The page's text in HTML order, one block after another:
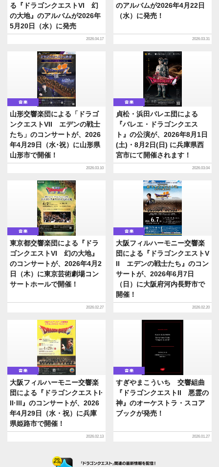
る『ドラゴンクエストVI 幻
の大地』のアルバムが2026年
5月20日（水）に発売
2026.04.17
のアルバムが2026年4月22日
（水）に発売！
2026.03.31
音楽
山形交響楽団による「ドラゴ
ンクエストVII エデンの戦士
たち」のコンサートが、2026
年4月29日（水･祝）に山形県
山形市で開催！
2026.03.10
音楽
貞松・浜田バレエ団による
『バレエ・ドラゴンクエス
ト』の公演が、2026年8月1日
(土)・8月2日(日) に兵庫県西
宮市にて開催されます！
2026.03.04
音楽
東京都交響楽団による『ドラ
ゴンクエストVI 幻の大地』
のコンサートが、2026年4月2
日（木）に東京芸術劇場コン
サートホールで開催！
2026.02.27
音楽
大阪フィルハーモニー交響楽
団による『ドラゴンクエストV
II エデンの戦士たち』のコン
サートが、2026年6月7日
（日）に大阪府河内長野市で
開催！
2026.02.20
音楽
大阪フィルハーモニー交響楽
団による『ドラゴンクエストI·
II·III』のコンサートが、2026
年4月29日（水・祝）に兵庫
県姫路市で開催！
2026.02.13
音楽
すぎやまこういち 交響組曲
『ドラゴンクエストII 悪霊の
神』のオーケストラ・スコア
ブックが発売！
2026.01.27